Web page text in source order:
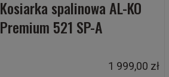
Kosiarka spalinowa AL-KO
Premium 521 SP-A
1 999,00 zł